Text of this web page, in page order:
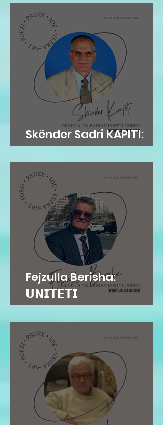
Skënder Sadri KAPITI:
Adem Jashari dhe...
Fejzulla Berisha:
𝗨𝗡𝗜𝗧𝗘𝗧𝗜
𝗜𝗡𝗦𝗧𝗜𝗧𝗨𝗖𝗜𝗢𝗡𝗔𝗟...